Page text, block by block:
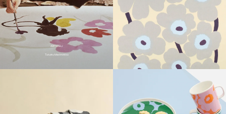
ARTIKKELI
Tutustu Marimekko